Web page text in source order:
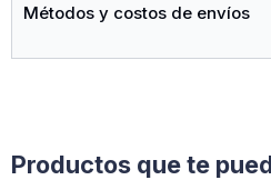
Métodos y costos de envíos
Productos que te